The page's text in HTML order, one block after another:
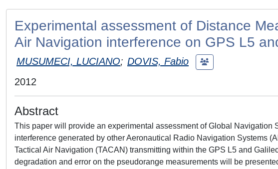
Experimental assessment of Distance
Air Navigation interference on GPS L5
MUSUMECI, LUCIANO; DOVIS, Fabio
2012
Abstract
This paper will provide an experimental assessment of Global Navigation
interference generated by other Aeronautical Radio Navigation Systems
Tactical Air Navigation (TACAN) transmitting within the GPS L5 and
degradation and error on the pseudorange measurements will be